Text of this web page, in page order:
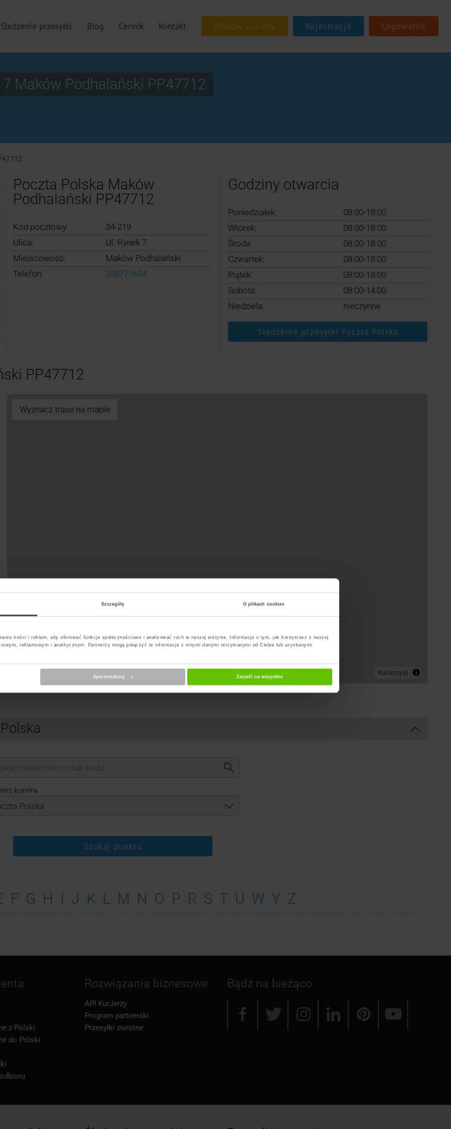
Szczegóły O plikach cookies
treści i reklam, aby oferować funkcje społecznościowe i analizować ruch w naszej witrynie. Informacje o tym, jak korzystasz z naszej
reklamowym i analitycznym. Partnerzy mogą połączyć te informacje z innymi danymi otrzymanymi od Ciebie lub uzyskanymi
Spersonalizuj Zezwól na wszystkie
Śledzenie przesyłki Blog Cennik Kontakt Rejestracja Logowanie
Maków Podhalański PP47712
Poczta Polska Maków
Podhalański PP47712
Kod pocztowy:
34-219
Ulica:
Ul. Rynek 7
Miejscowość:
Maków Podhalański
Telefon:
338771604
Godziny otwarcia
Poniedziałek:
08:00-18:00
Wtorek:
08:00-18:00
Środa:
08:00-18:00
Czwartek:
08:00-18:00
Piątek:
08:00-18:00
Sobota:
08:00-14:00
Niedziela:
nieczynne
Śledzenie przesyłki Poczta Polska
PP47712
Wyznacz trase na mapie
kuriera
Szukaj punktu
F G H I J K L M N O P R S T U W Y Z
Bądź na bieżąco
z Polski
do Polski
Rozwiązania biznesowe
API KurJerzy
Program partnerski
Przesyłki zwrotne